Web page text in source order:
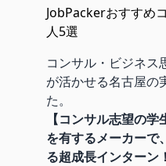
JobPackerおすすめ
人5選
コンサル・ビジネス
が活かせる名古屋の
た。
【コンサル志望の
を有するメーカーで
る超成長インターン！